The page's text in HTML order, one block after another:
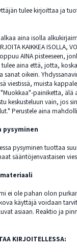
tulee kirjoittaa ja
alkaa aina isolla
KAIKKEA ISOLLA,
AINA pisteeseen,
aina että, jotta,
sanat oikein.
viestissä, muista
painiketta, älä
keskusteluun vain, jos
Perustele aina
pysyminen
pysyminen tuottaa
sääntöjenvastaisen
ei ole pahan olon
käyttäjä voidaan
asiaan. Reaktio ja
KIRJOITELLESSA: